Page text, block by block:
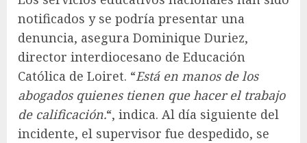
notificados y se podría presentar una
denuncia, asegura Dominique Duriez,
director interdiocesano de Educación
Católica de Loiret. “Está en manos de los
abogados quienes tienen que hacer el trabajo
de calificación.“, indica. Al día siguiente del
incidente, el supervisor fue despedido, se